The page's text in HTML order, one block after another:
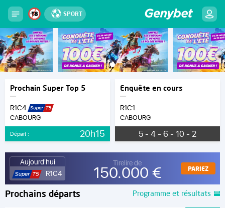
SPORT
Prochain Super Top 5
R1C4
CABOURG
Départ : 20h15
Enquête en cours
R1C1
CABOURG
5 - 4 - 6 - 10 - 2
Aujourd'hui
R1C4
Tirelire de
150.000 € PARIEZ
Prochains départs Programme et résultats